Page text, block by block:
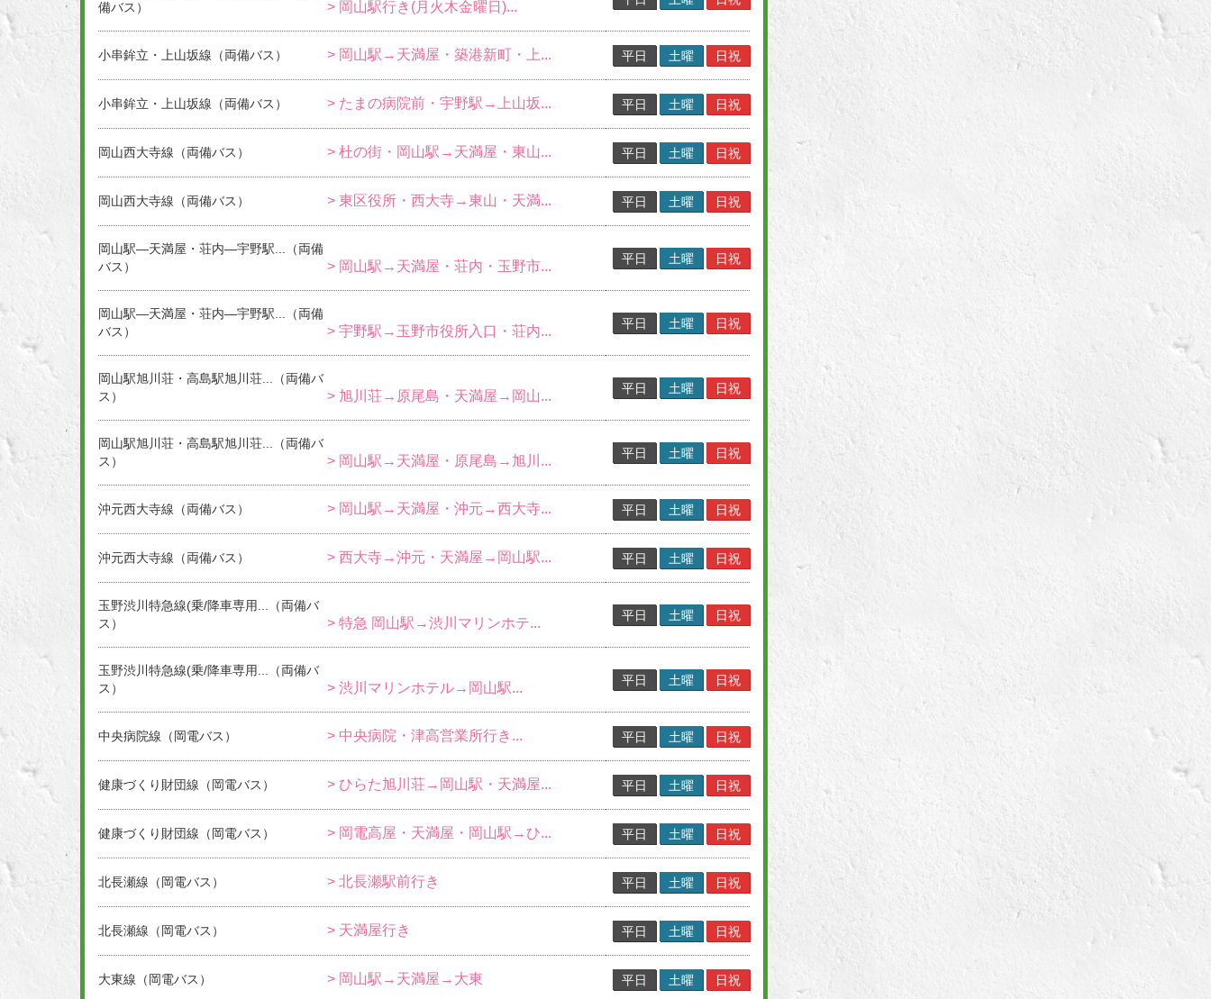
備バス）
> 岡山駅行き(月火木金曜日)...
小串鉾立・上山坂線（両備バス） > 岡山駅→天満屋・築港新町・上... 平日 土曜 日祝
小串鉾立・上山坂線（両備バス） > たまの病院前・宇野駅→上山坂... 平日 土曜 日祝
岡山西大寺線（両備バス） > 杜の街・岡山駅→天満屋・東山... 平日 土曜 日祝
岡山西大寺線（両備バス） > 東区役所・西大寺→東山・天満... 平日 土曜 日祝
岡山駅―天満屋・荘内―宇野駅...（両備
バス）
> 岡山駅→天満屋・荘内・玉野市... 平日 土曜 日祝
岡山駅―天満屋・荘内―宇野駅...（両備
バス）
> 宇野駅→玉野市役所入口・荘内... 平日 土曜 日祝
岡山駅旭川荘・高島駅旭川荘...（両備バ
ス）
> 旭川荘→原尾島・天満屋→岡山... 平日 土曜 日祝
岡山駅旭川荘・高島駅旭川荘...（両備バ
ス）
> 岡山駅→天満屋・原尾島→旭川... 平日 土曜 日祝
沖元西大寺線（両備バス） > 岡山駅→天満屋・沖元→西大寺... 平日 土曜 日祝
沖元西大寺線（両備バス） > 西大寺→沖元・天満屋→岡山駅... 平日 土曜 日祝
玉野渋川特急線(乗/降車専用...（両備バ
ス）
> 特急 岡山駅→渋川マリンホテ... 平日 土曜 日祝
玉野渋川特急線(乗/降車専用...（両備バ
ス）
> 渋川マリンホテル→岡山駅... 平日 土曜 日祝
中央病院線（岡電バス） > 中央病院・津高営業所行き... 平日 土曜 日祝
健康づくり財団線（岡電バス） > ひらた旭川荘→岡山駅・天満屋... 平日 土曜 日祝
健康づくり財団線（岡電バス） > 岡電高屋・天満屋・岡山駅→ひ... 平日 土曜 日祝
北長瀬線（岡電バス） > 北長瀬駅前行き 平日 土曜 日祝
北長瀬線（岡電バス） > 天満屋行き 平日 土曜 日祝
大東線（岡電バス） > 岡山駅→天満屋→大東 平日 土曜 日祝